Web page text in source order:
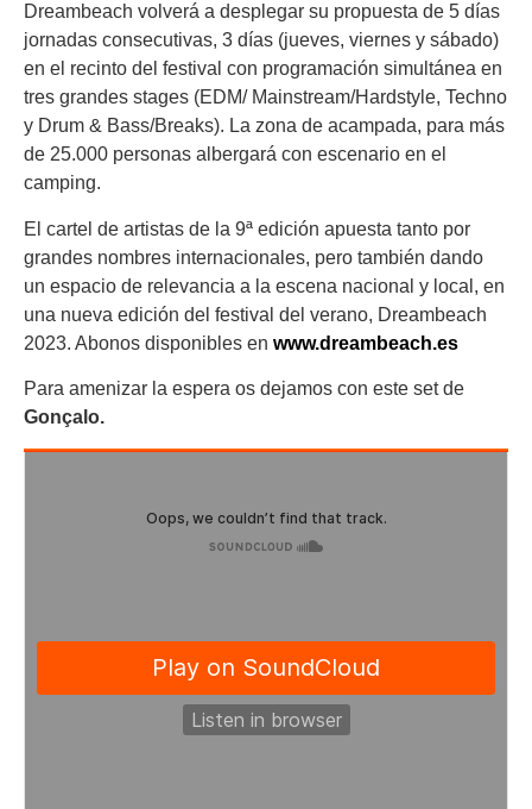
Dreambeach volverá a desplegar su propuesta de 5 días
jornadas consecutivas, 3 días (jueves, viernes y sábado)
en el recinto del festival con programación simultánea en
tres grandes stages (EDM/ Mainstream/Hardstyle, Techno
y Drum & Bass/Breaks). La zona de acampada, para más
de 25.000 personas albergará con escenario en el
camping.
El cartel de artistas de la 9ª edición apuesta tanto por
grandes nombres internacionales, pero también dando
un espacio de relevancia a la escena nacional y local, en
una nueva edición del festival del verano, Dreambeach
2023. Abonos disponibles en www.dreambeach.es
Para amenizar la espera os dejamos con este set de
Gonçalo.